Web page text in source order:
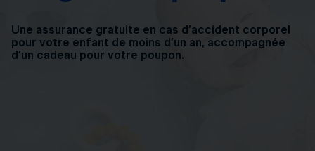
Une assurance gratuite en cas d’accident corporel
pour votre enfant de moins d’un an, accompagnée
d’un cadeau pour votre poupon.